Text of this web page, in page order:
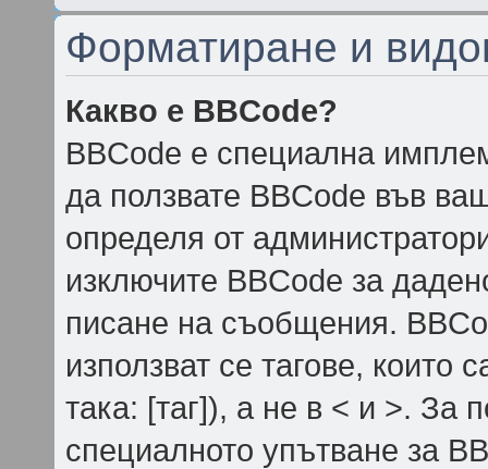
Форматиране и
Какво е BBCode?
BBCode е специална
да ползвате BBCode във
определя от
изключите BBCode за
писане на съобщения.
използват се тагове, които
така: [таг]), а не в < и >. За
специалното упътване за